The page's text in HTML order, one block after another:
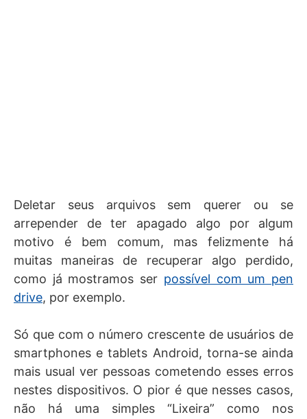
Deletar seus arquivos sem querer ou se
arrepender de ter apagado algo por algum
motivo é bem comum, mas felizmente há
muitas maneiras de recuperar algo perdido,
como já mostramos ser possível com um pen
drive, por exemplo.
Só que com o número crescente de usuários de
smartphones e tablets Android, torna-se ainda
mais usual ver pessoas cometendo esses erros
nestes dispositivos. O pior é que nesses casos,
não há uma simples “Lixeira” como nos